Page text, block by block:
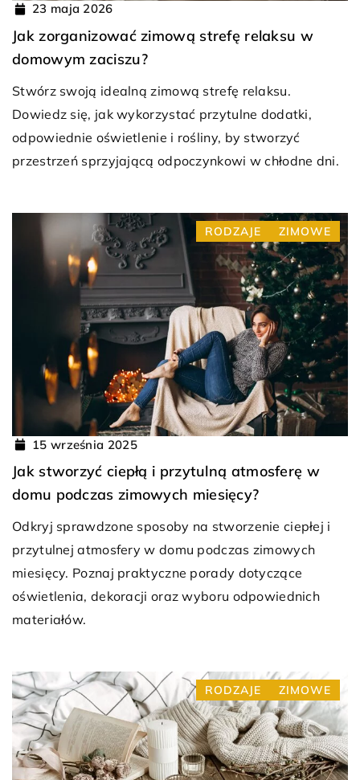
23 maja 2026
Jak zorganizować zimową strefę relaksu w
domowym zaciszu?
Stwórz swoją idealną zimową strefę relaksu.
Dowiedz się, jak wykorzystać przytulne dodatki,
odpowiednie oświetlenie i rośliny, by stworzyć
przestrzeń sprzyjającą odpoczynkowi w chłodne dni.
RODZAJE ZIMOWE
15 września 2025
Jak stworzyć ciepłą i przytulną atmosferę w
domu podczas zimowych miesięcy?
Odkryj sprawdzone sposoby na stworzenie ciepłej i
przytulnej atmosfery w domu podczas zimowych
miesięcy. Poznaj praktyczne porady dotyczące
oświetlenia, dekoracji oraz wyboru odpowiednich
materiałów.
RODZAJE ZIMOWE